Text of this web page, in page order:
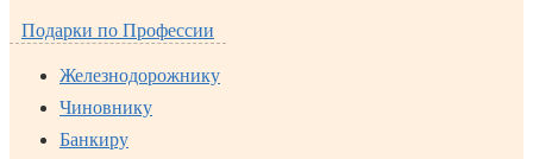
Подарки по Профессии
Железнодорожнику
Чиновнику
Банкиру